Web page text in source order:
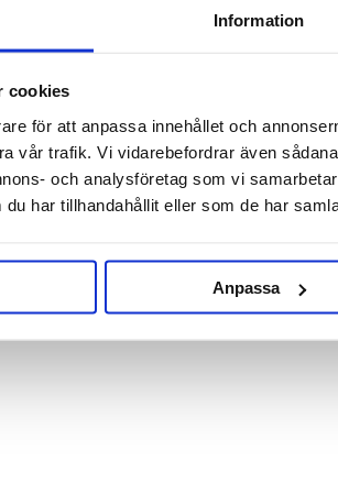
Information
cookies
för att anpassa innehållet och
vår trafik. Vi vidarebefordrar även
och analysföretag som vi
har tillhandahållit eller som de har
Anpassa
Brewtools
Silikonslang 16 x 25 mm
Brewtools
€17.05/m
CIP
€40.49